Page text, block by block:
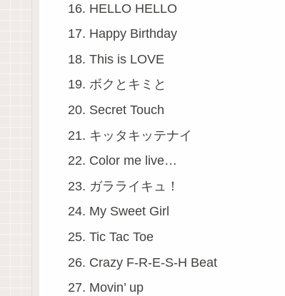
HELLO HELLO
Happy Birthday
This is LOVE
ボクとキミと
Secret Touch
キッタキッテナイ
Color me live…
ガラライキュ！
My Sweet Girl
Tic Tac Toe
Crazy F-R-E-S-H Beat
Movin’ up